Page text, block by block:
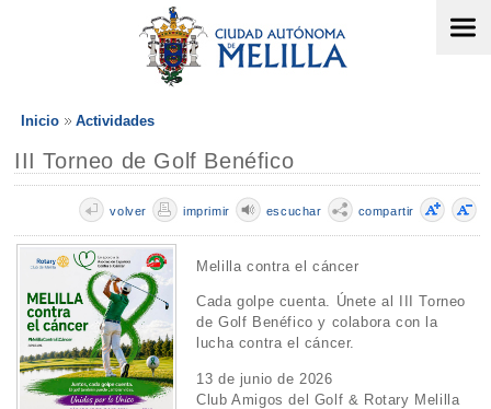
Inicio Actividades
III Torneo de Golf Benéfico
compartir
escuchar
imprimir
volver
Melilla contra el cáncer
Cada golpe cuenta. Únete al III Torneo
de Golf Benéfico y colabora con la
lucha contra el cáncer.
13 de junio de 2026
Club Amigos del Golf & Rotary Melilla